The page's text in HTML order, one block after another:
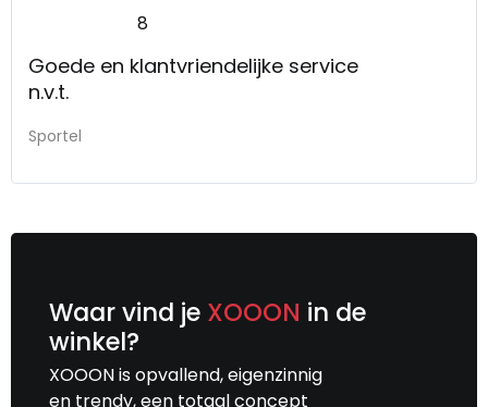
8
Goede en klantvriendelijke service
n.v.t.
Sportel
Waar vind je XOOON in de
winkel?
XOOON is opvallend, eigenzinnig
en trendy, een totaal concept